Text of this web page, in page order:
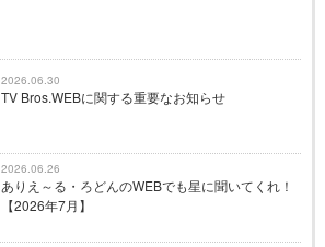
2026.06.30
TV Bros.WEBに関する重要なお知らせ
2026.06.26
ありえ～る・ろどんのWEBでも星に聞いてくれ！
【2026年7月】